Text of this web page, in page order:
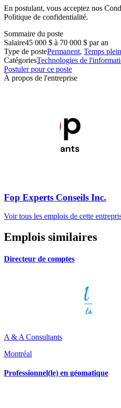
En postulant, vous acceptez nos
Politique de confidentialité.
Sommaire du poste
Salaire45 000 $ à 70 000 $ par an
Type de postePermanent, Temps plein
CatégoriesTechnologies de
Postuler pour ce poste
À propos de l'entreprise
Fop Experts Conseils Inc.
Voir tous les emplois de cette
Emplois similaires
Directeur de comptes
A & A Consultants
Montréal
Professionnel(le) en géomatique